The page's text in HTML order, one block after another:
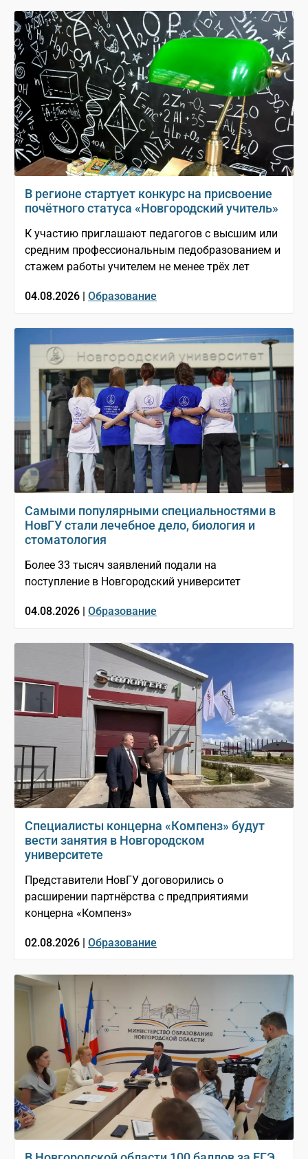
В регионе стартует конкурс на присвоение
почётного статуса «Новгородский учитель»
К участию приглашают педагогов с высшим или
средним профессиональным педобразованием и
стажем работы учителем не менее трёх лет
04.08.2026 | Образование
Самыми популярными специальностями в
НовГУ стали лечебное дело, биология и
стоматология
Более 33 тысяч заявлений подали на
поступление в Новгородский университет
04.08.2026 | Образование
Специалисты концерна «Компенз» будут
вести занятия в Новгородском
университете
Представители НовГУ договорились о
расширении партнёрства с предприятиями
концерна «Компенз»
02.08.2026 | Образование